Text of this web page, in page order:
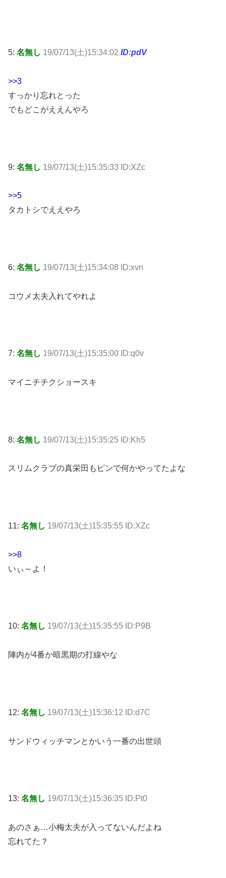
5: 名無し 19/07/13(土)15:34:02 ID:pdV
>>3
すっかり忘れとった
でもどこがええんやろ
9: 名無し 19/07/13(土)15:35:33 ID:XZc
>>5
タカトシでええやろ
6: 名無し 19/07/13(土)15:34:08 ID:xvn
コウメ太夫入れてやれよ
7: 名無し 19/07/13(土)15:35:00 ID:q0v
マイニチチクショースキ
8: 名無し 19/07/13(土)15:35:25 ID:Kh5
スリムクラブの真栄田もピンで何かやってたよな
11: 名無し 19/07/13(土)15:35:55 ID:XZc
>>8
いぃ～よ！
10: 名無し 19/07/13(土)15:35:55 ID:P9B
陣内が4番か暗黒期の打線やな
12: 名無し 19/07/13(土)15:36:12 ID:d7C
サンドウィッチマンとかいう一番の出世頭
13: 名無し 19/07/13(土)15:36:35 ID:Pt0
あのさぁ…小梅太夫が入ってないんだよね
忘れてた？